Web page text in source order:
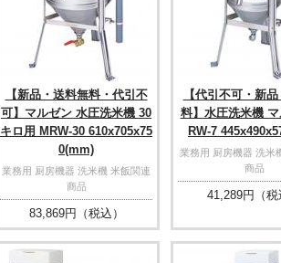
【新品・送料無料・代引不
可】マルゼン 水圧洗米機 30
キロ用 MRW-30 610x705x75
0(mm)
業務用 厨房機器 洗米機 米飯関連
商品
83,869円（税込）
【代引不可・新
料】水圧洗米機
RW-7
業務用 厨房機器 洗米
商品
41,289円（税